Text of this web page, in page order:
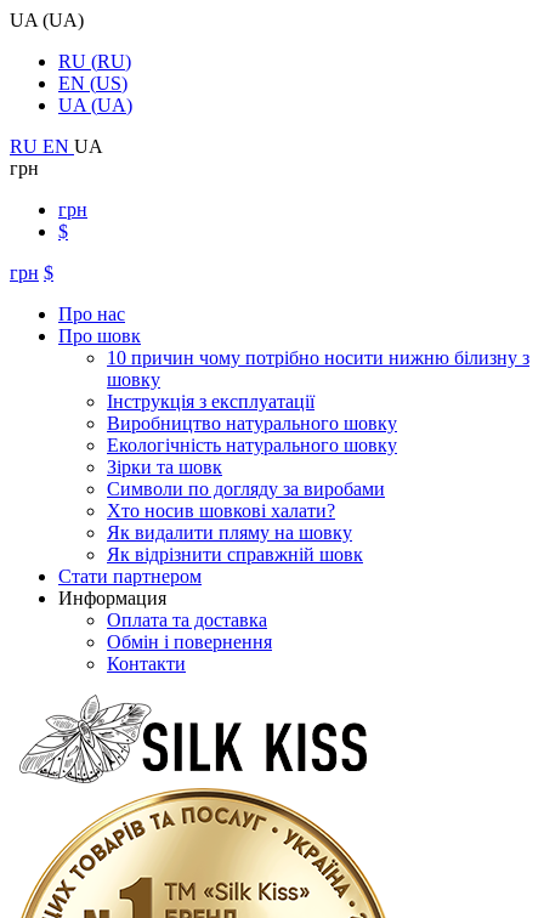
UA (UA)
RU (RU)
EN (US)
UA (UA)
RU EN UA
грн
грн
$
грн $
Про нас
Про шовк
10 причин чому потрібно носити нижню білизну з
шовку
Інструкція з експлуатації
Виробництво натурального шовку
Екологічність натурального шовку
Зірки та шовк
Символи по догляду за виробами
Хто носив шовкові халати?
Як видалити пляму на шовку
Як відрізнити справжній шовк
Стати партнером
Информация
Оплата та доставка
Обмін і повернення
Контакти